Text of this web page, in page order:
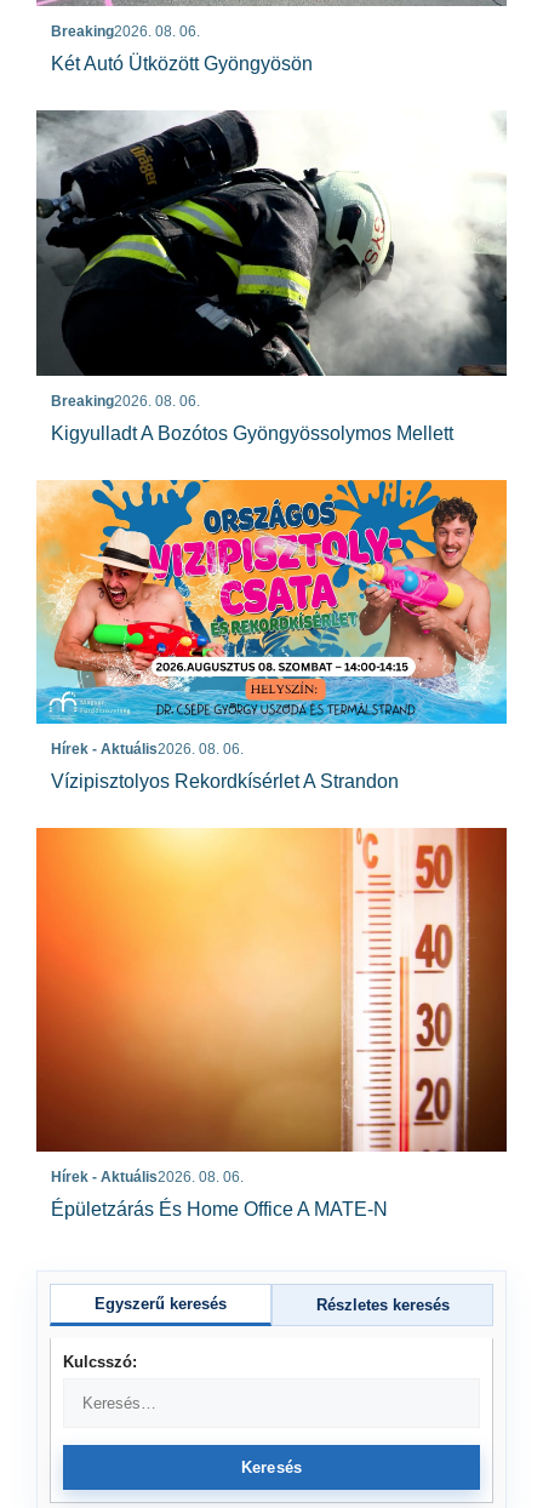
Breaking2026. 08. 06.
Két Autó Ütközött Gyöngyösön
Breaking2026. 08. 06.
Kigyulladt A Bozótos Gyöngyössolymos Mellett
Hírek - Aktuális2026. 08. 06.
Vízipisztolyos Rekordkísérlet A Strandon
Hírek - Aktuális2026. 08. 06.
Épületzárás És Home Office A MATE-N
Egyszerű keresés Részletes keresés
Kulcsszó:
Keresés